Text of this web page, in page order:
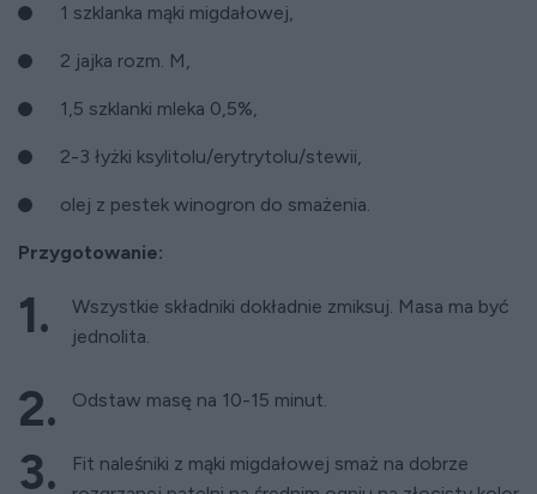
1 szklanka mąki migdałowej,
2 jajka rozm. M,
1,5 szklanki mleka 0,5%,
2-3 łyżki ksylitolu/erytrytolu/stewii,
olej z pestek winogron do smażenia.
Przygotowanie:
Wszystkie składniki dokładnie zmiksuj. Masa ma być
jednolita.
Odstaw masę na 10-15 minut.
Fit naleśniki z mąki migdałowej smaż na dobrze